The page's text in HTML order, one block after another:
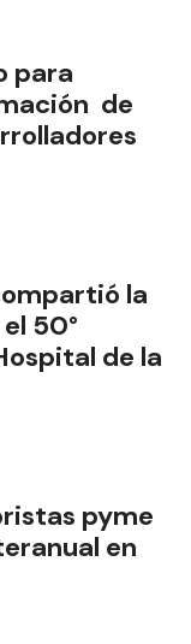
para
de
la
50°
de la
pyme
en